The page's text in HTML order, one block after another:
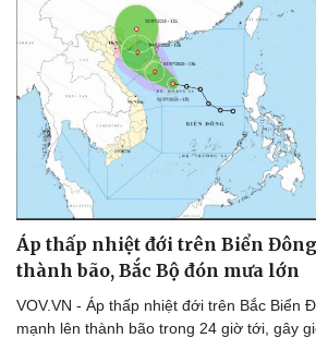
Áp thấp nhiệt đới trên Biển
thành bão, Bắc Bộ đón mưa lớn
VOV.VN - Áp thấp nhiệt đới trên Bắc Biển
mạnh lên thành bão trong 24 giờ tới, gây